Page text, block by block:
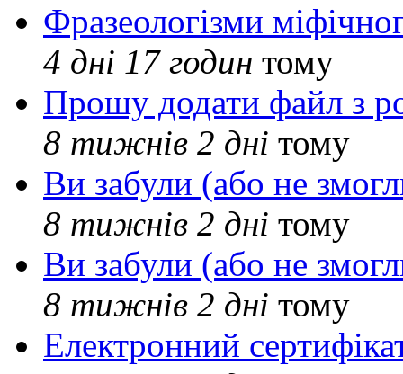
Фразеологізми
4 дні 17 годин тому
Прошу додати файл з
8 тижнів 2 дні тому
Ви забули (або не
8 тижнів 2 дні тому
Ви забули (або не
8 тижнів 2 дні тому
Електронний